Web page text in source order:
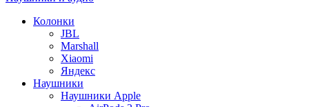
Колонки
JBL
Marshall
Xiaomi
Яндекс
Наушники
Наушники Apple